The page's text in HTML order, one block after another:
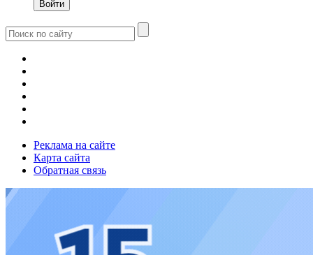
Реклама на сайте
Карта сайта
Обратная связь